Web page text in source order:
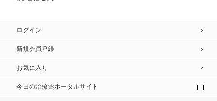
ログイン
新規会員登録
お気に入り
今日の治療薬ポータルサイト